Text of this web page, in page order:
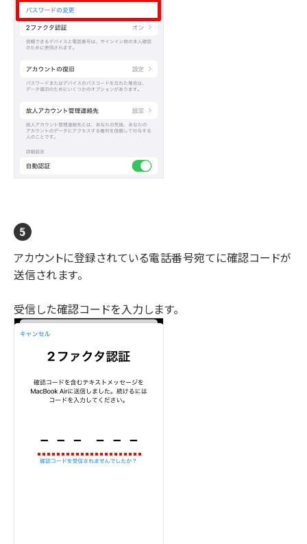
アカウントに登録されている電話番号宛てに確認コードが
送信されます。
受信した確認コードを入力します。